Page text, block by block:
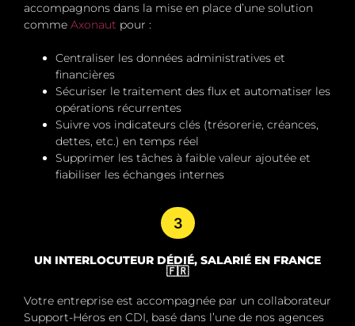
accompagnons dans la mise en place d’une solution
comme Axonaut pour :
Centraliser les données administratives et
financières
Sécuriser le traitement des flux et automatiser les
opérations récurrentes
Suivre vos indicateurs clés (trésorerie, créances,
dettes, etc.) en temps réel
Supprimer les tâches à faible valeur ajoutée et
fiabiliser les échanges internes
3
UN INTERLOCUTEUR DÉDIÉ, SALARIÉ EN FRANCE
🇫🇷
Votre entreprise est accompagnée par un collaborateur
Support-Héros en CDI, basé dans l’une de nos agences